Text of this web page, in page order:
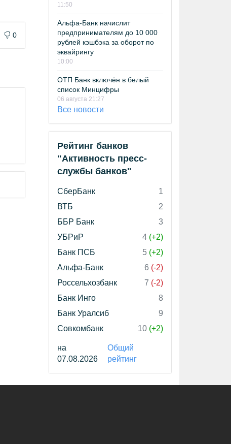
0
11:50
Альфа-Банк начислит
предпринимателям до 10 000
рублей кэшбэка за оборот по
эквайрингу
10:00
ОТП Банк включён в белый
список Минцифры
06 августа 21:27
Все новости
Рейтинг банков
"Активность пресс-
службы банков"
СберБанк
1
ВТБ
2
ББР Банк
3
УБРиР
4 (+2)
Банк ПСБ
5 (+2)
Альфа-Банк
6 (-2)
Россельхозбанк
7 (-2)
Банк Инго
8
Банк Уралсиб
9
Совкомбанк
10 (+2)
на
07.08.2026
Общий
рейтинг